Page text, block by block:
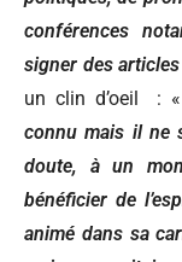
conférences
signer des
un clin d’oeil : «
connu mais il ne
doute, à un
bénéficier de
animé dans sa